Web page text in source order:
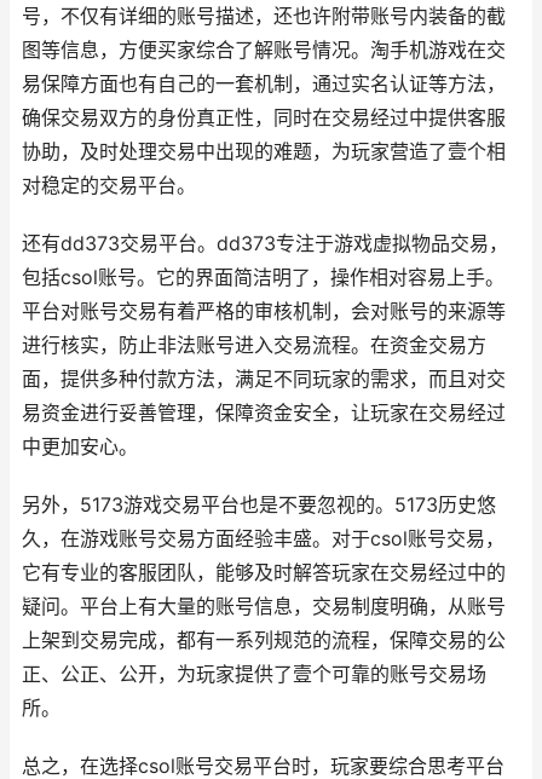
号，不仅有详细的账号描述，还也许附带账号内装备的截
图等信息，方便买家综合了解账号情况。淘手机游戏在交
易保障方面也有自己的一套机制，通过实名认证等方法，
确保交易双方的身份真正性，同时在交易经过中提供客服
协助，及时处理交易中出现的难题，为玩家营造了壹个相
对稳定的交易平台。
还有dd373交易平台。dd373专注于游戏虚拟物品交易，
包括csol账号。它的界面简洁明了，操作相对容易上手。
平台对账号交易有着严格的审核机制，会对账号的来源等
进行核实，防止非法账号进入交易流程。在资金交易方
面，提供多种付款方法，满足不同玩家的需求，而且对交
易资金进行妥善管理，保障资金安全，让玩家在交易经过
中更加安心。
另外，5173游戏交易平台也是不要忽视的。5173历史悠
久，在游戏账号交易方面经验丰盛。对于csol账号交易，
它有专业的客服团队，能够及时解答玩家在交易经过中的
疑问。平台上有大量的账号信息，交易制度明确，从账号
上架到交易完成，都有一系列规范的流程，保障交易的公
正、公正、公开，为玩家提供了壹个可靠的账号交易场
所。
总之，在选择csol账号交易平台时，玩家要综合思考平台